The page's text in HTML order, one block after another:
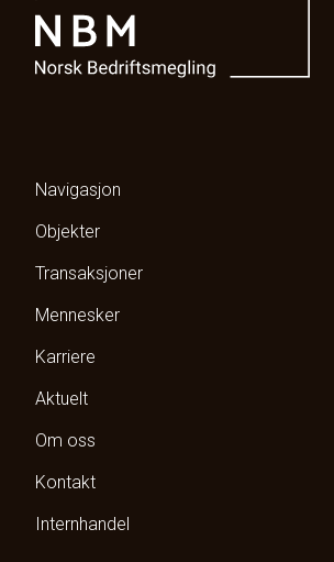
Navigasjon
Objekter
Transaksjoner
Mennesker
Karriere
Aktuelt
Om oss
Kontakt
Internhandel